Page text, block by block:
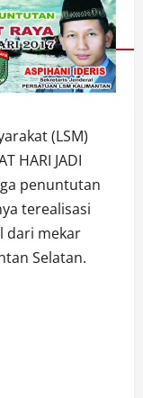
(LSM)
HARI JADI
penuntutan
terealisasi
dari mekar
Selatan.